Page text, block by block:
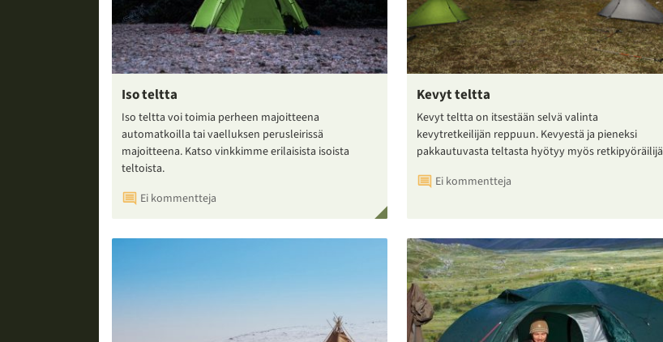
Iso teltta
Iso teltta voi toimia perheen majoitteena
automatkoilla tai vaelluksen perusleirissä
majoitteena. Katso vinkkimme erilaisista isoista
teltoista.
Ei kommentteja
Kevyt teltta
Kevyt teltta on itsestään selvä valinta
kevytretkeilijän reppuun. Kevyestä ja pieneksi
pakkautuvasta teltasta hyötyy myös
Ei kommentteja